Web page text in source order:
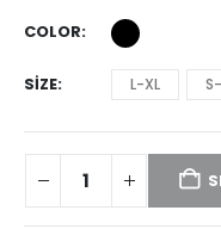
COLOR
SIZE L-XL